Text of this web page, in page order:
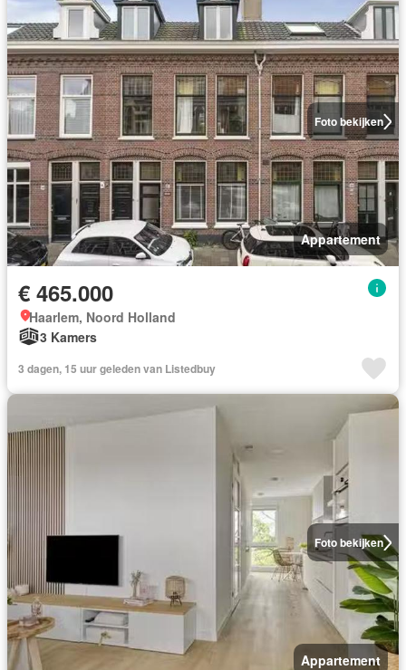
Foto bekijken
Appartement
€ 465.000
Haarlem, Noord Holland
3 Kamers
3 dagen, 15 uur geleden van Listedbuy
Foto bekijken
Appartement